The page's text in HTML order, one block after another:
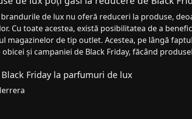
de lux nu oferă reduceri la produse,
Cu toate acestea, există posibilitatea de a
magazinelor de tip outlet. Acestea, pe lângă
și campaniei de Black Friday, făcând
Black Friday la parfumuri de lux